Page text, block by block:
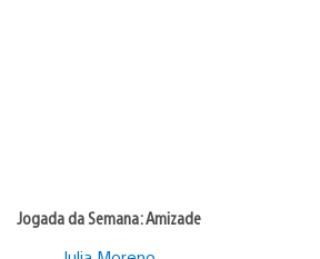
Jogada da Semana: Amizade